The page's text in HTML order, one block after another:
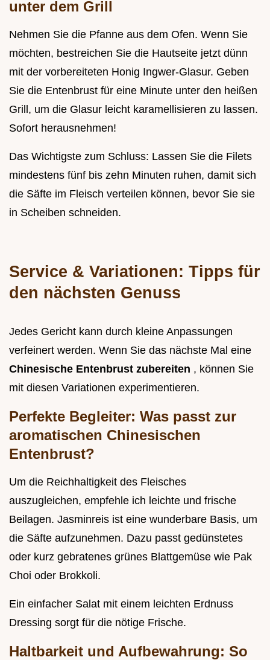
unter dem Grill
Nehmen Sie die Pfanne aus dem Ofen. Wenn Sie
möchten, bestreichen Sie die Hautseite jetzt dünn
mit der vorbereiteten Honig Ingwer-Glasur. Geben
Sie die Entenbrust für eine Minute unter den heißen
Grill, um die Glasur leicht karamellisieren zu lassen.
Sofort herausnehmen!
Das Wichtigste zum Schluss: Lassen Sie die Filets
mindestens fünf bis zehn Minuten ruhen, damit sich
die Säfte im Fleisch verteilen können, bevor Sie sie
in Scheiben schneiden.
Service & Variationen: Tipps für
den nächsten Genuss
Jedes Gericht kann durch kleine Anpassungen
verfeinert werden. Wenn Sie das nächste Mal eine
Chinesische Entenbrust zubereiten , können Sie
mit diesen Variationen experimentieren.
Perfekte Begleiter: Was passt zur
aromatischen Chinesischen
Entenbrust?
Um die Reichhaltigkeit des Fleisches
auszugleichen, empfehle ich leichte und frische
Beilagen. Jasminreis ist eine wunderbare Basis, um
die Säfte aufzunehmen. Dazu passt gedünstetes
oder kurz gebratenes grünes Blattgemüse wie Pak
Choi oder Brokkoli.
Ein einfacher Salat mit einem leichten Erdnuss
Dressing sorgt für die nötige Frische.
Haltbarkeit und Aufbewahrung: So